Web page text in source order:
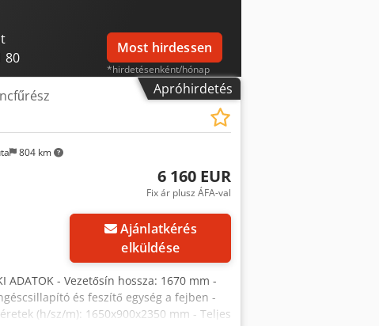
EUR árfolyamon) (Az árak változhatnak
80
Most hirdessen
*hirdetésenként/hónap
Apróhirdetés
804 km
6 160 EUR
Fix ár plusz ÁFA-val
Ajánlatkérés
elküldése
ADATOK - Vezetősín hossza: 1670 mm -
és feszítő egység a fejben -
(h/sz/m): 1650x900x2350 mm - Teljes